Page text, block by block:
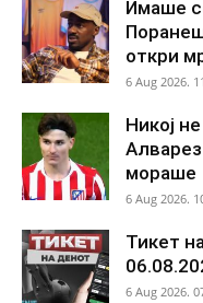
Имаше
откри
6 Aug 2026.
Никој
мораше
6 Aug 2026.
Тикет
6 Aug 2026.